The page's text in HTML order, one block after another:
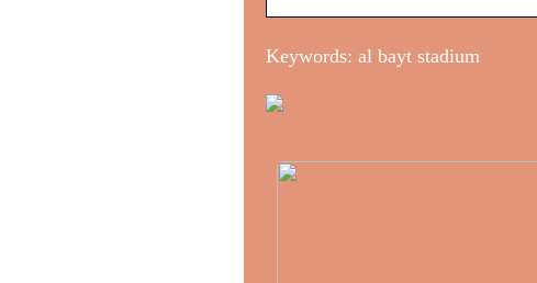
Keywords: al bayt stadium